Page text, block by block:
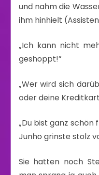
und nahm die
ihm hinhielt
„Ich kann nicht
geshoppt!“
„Wer wird sich
oder deine
„Du bist ganz schön
Junho grinste stolz
Sie hatten noch